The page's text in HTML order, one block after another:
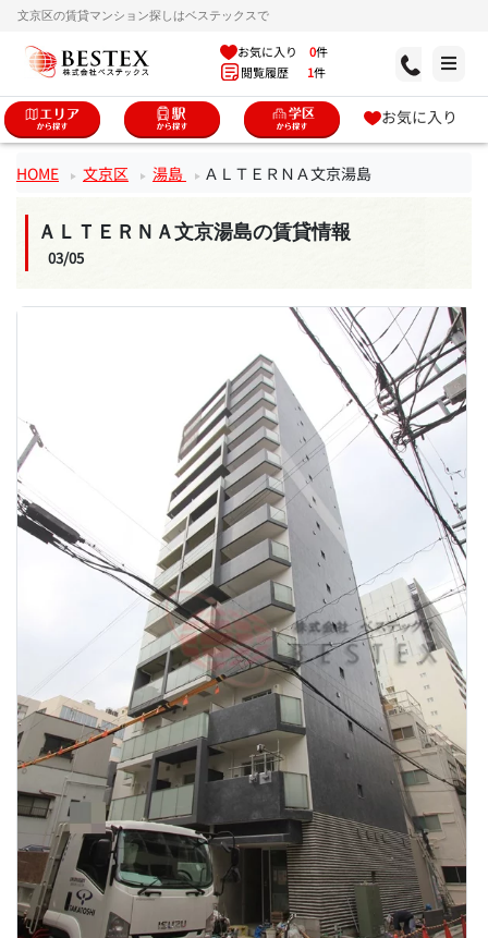
文京区の賃貸マンション探しはベステックスで
お気に入り 0件
閲覧履歴 1件
お気に入り
HOME 文京区 湯島 ＡＬＴＥＲＮＡ文京湯島
ＡＬＴＥＲＮＡ文京湯島の賃貸情報
03/05